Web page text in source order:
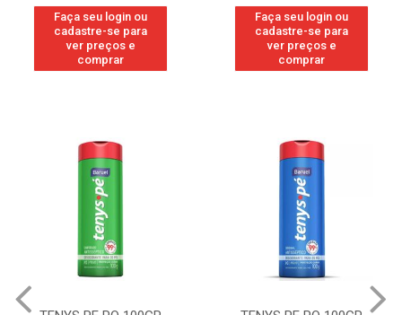
Faça seu login ou
cadastre-se para
ver preços e
comprar
Faça seu login ou
cadastre-se para
ver preços e
comprar